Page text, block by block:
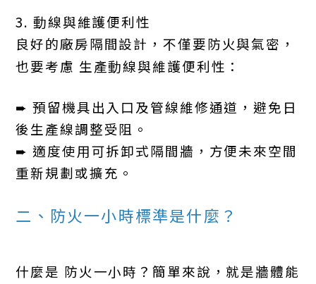
3. 動線與維護便利性
良好的廠房隔間設計，不僅要防火與氣密，
也要考慮 生產動線與維護便利性：
➨ 預留機具出入口及管線維修通道，避免日
後生產線調整受阻。
➨ 適度使用可拆卸式隔間牆，方便未來空間
重新規劃或擴充。
二、防火一小時標準是什麼？
什麼是 防火一小時？簡單來說，就是牆體能